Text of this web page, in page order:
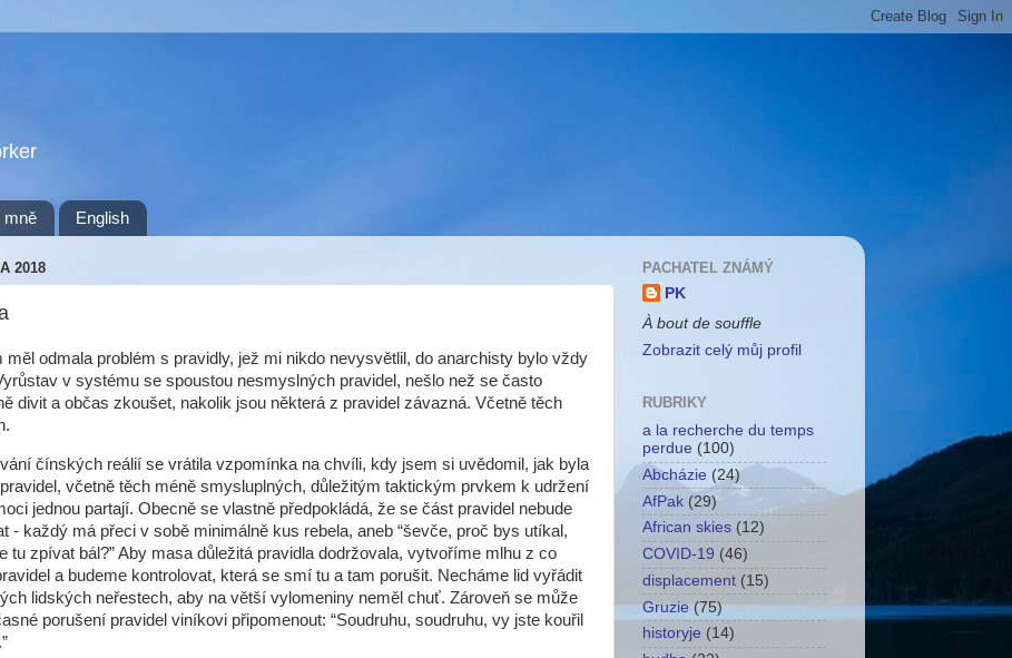
mně English
2018
měl odmala problém s pravidly, jež mi nikdo nevysvětlil, do anarchisty bylo vždy
v systému se spoustou nesmyslných pravidel, nešlo než se často
divit a občas zkoušet, nakolik jsou některá z pravidel závazná. Včetně těch
čínských reálií se vrátila vzpomínka na chvíli, kdy jsem si uvědomil, jak byla
včetně těch méně smysluplných, důležitým taktickým prvkem k udržení
jednou partají. Obecně se vlastně předpokládá, že se část pravidel nebude
- každý má přeci v sobě minimálně kus rebela, aneb “ševče, proč bys utíkal,
tu zpívat bál?” Aby masa důležitá pravidla dodržovala, vytvoříme mlhu z co
a budeme kontrolovat, která se smí tu a tam porušit. Necháme lid vyřádit
lidských neřestech, aby na větší vylomeniny neměl chuť. Zároveň se může
porušení pravidel viníkovi připomenout: “Soudruhu, soudruhu, vy jste kouřil
PACHATEL ZNÁMÝ
PK
À bout de souffle
Zobrazit celý můj profil
RUBRIKY
a la recherche du temps
perdue (100)
Abcházie (24)
AfPak (29)
African skies (12)
COVID-19 (46)
displacement (15)
Gruzie (75)
historyje (14)